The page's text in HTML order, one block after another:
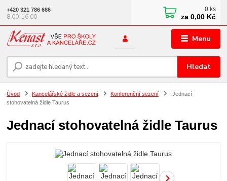
Menu
Hledat
+420 321 786 686
8:00-16:00
0 ks
za 0,00 Kč
Úvod Kancelářské židle a sezení Konferenční sezení
Jednací
stohovatelná židle Taurus
Jednací stohovatelná židle Taurus